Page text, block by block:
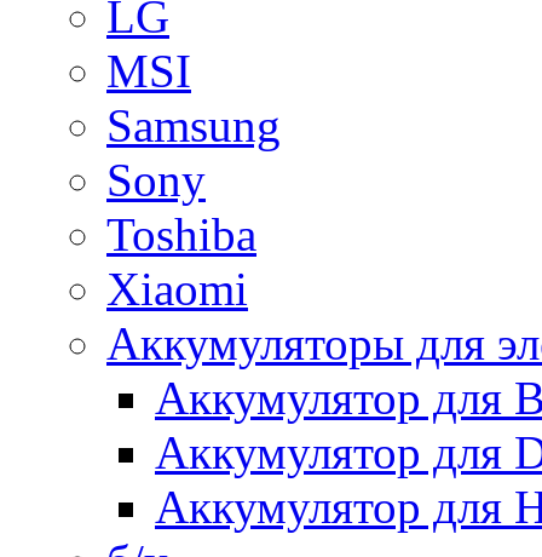
LG
MSI
Samsung
Sony
Toshiba
Xiaomi
Аккумуляторы для
Аккумулятор для
Аккумулятор для
Аккумулятор для